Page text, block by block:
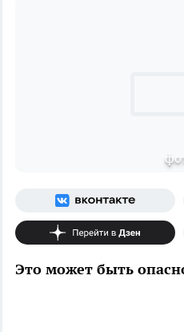
Это может быть